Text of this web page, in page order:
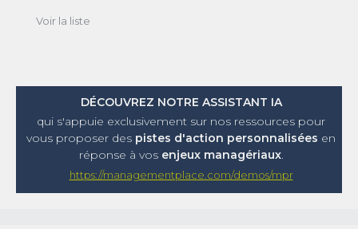
Voir la liste
DÉCOUVREZ NOTRE ASSISTANT IA
qui s'appuie exclusivement sur nos ressources pour
vous proposer des pistes d'action personnalisées en
réponse à vos enjeux managériaux.
https://managementplace.com/demos/mpr